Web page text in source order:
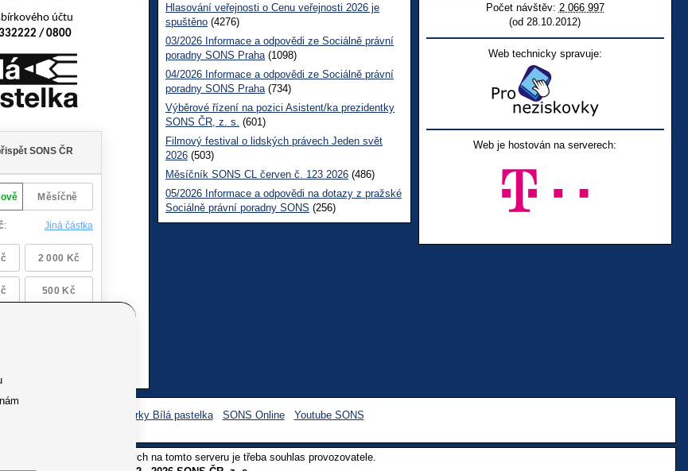
účtu
/ 0800
Hlasování veřejnosti o Cenu veřejnosti 2026 je
spuštěno (4276)
03/2026 Informace a odpovědi ze Sociálně právní
poradny SONS Praha (1098)
04/2026 Informace a odpovědi ze Sociálně právní
poradny SONS Praha (734)
Výběrové řízení na pozici Asistent/ka prezidentky
SONS ČR, z. s. (601)
Filmový festival o lidských právech Jeden svět
2026 (503)
Měsíčník SONS CL červen č. 123 2026 (486)
05/2026 Informace a odpovědi na dotazy z pražské
Sociálně právní poradny SONS (256)
Počet návštěv: 2 066 997
(od 28.10.2012)
Web technicky spravuje:
Web je hostován na serverech:
Facebook sbírky Bílá pastelka SONS Online Youtube SONS
užití textů a obrázků uvedených na tomto serveru je třeba souhlas provozovatele.